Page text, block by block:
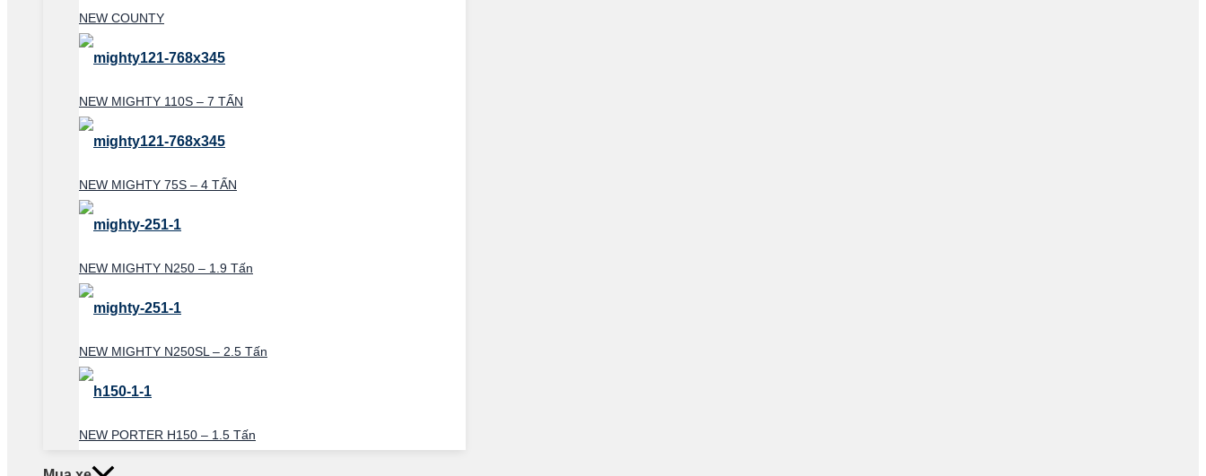
NEW COUNTY
NEW MIGHTY 110S – 7 TẤN
NEW MIGHTY 75S – 4 TẤN
NEW MIGHTY N250 – 1.9 Tấn
NEW MIGHTY N250SL – 2.5 Tấn
NEW PORTER H150 – 1.5 Tấn